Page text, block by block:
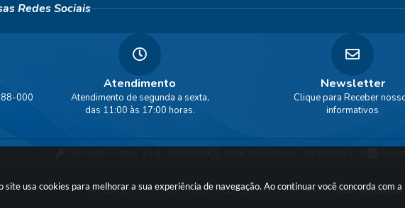
usa cookies para melhorar a sua experiência de navegação. Ao continuar você concorda com a
Redes Sociais
000
Atendimento
Atendimento de segunda a sexta,
das 11:00 às 17:00 horas.
Newsletter
Clique para Receber
informativos
© Copyright Instar - 2006-2026. Todos os direitos reservados -Instar Tecnologia